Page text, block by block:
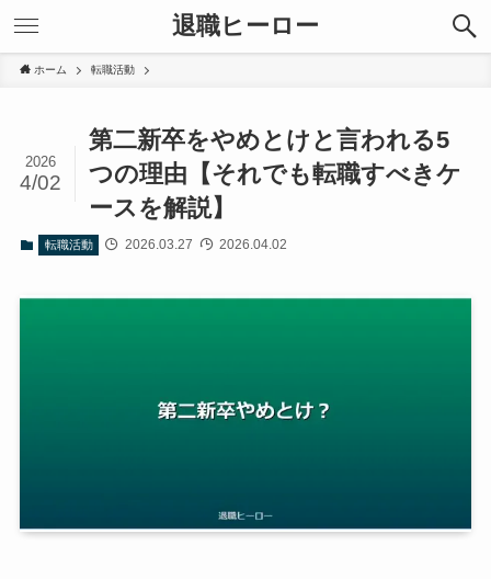
退職ヒーロー
ホーム 転職活動
第二新卒をやめとけと言われる5
つの理由【それでも転職すべきケ
ースを解説】
2026
4/02
転職活動 2026.03.27 2026.04.02